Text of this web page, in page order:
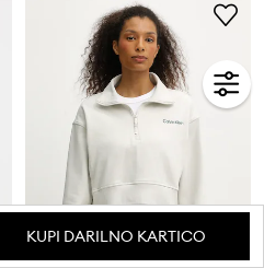
KUPI DARILNO KARTICO